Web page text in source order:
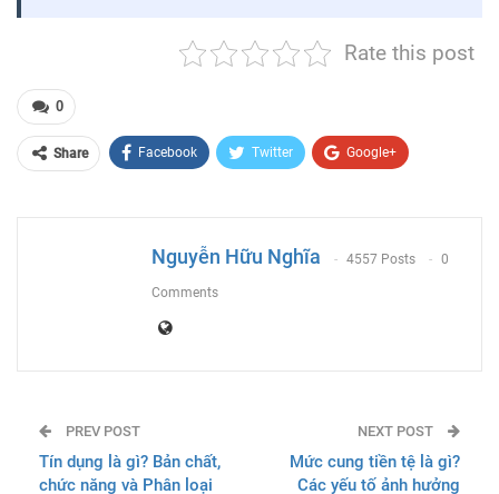
Rate this post
0
Share Facebook Twitter Google+
Nguyễn Hữu Nghĩa 4557 Posts 0
Comments
PREV POST
Tín dụng là gì? Bản chất,
chức năng và Phân loại
NEXT POST
Mức cung tiền tệ là gì?
Các yếu tố ảnh hưởng